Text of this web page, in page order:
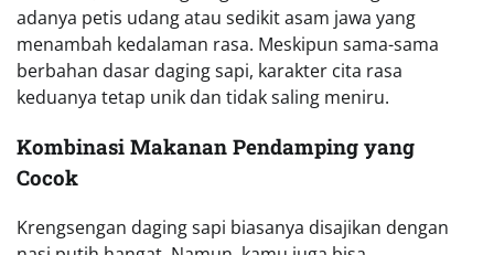
adanya petis udang atau sedikit asam jawa yang
menambah kedalaman rasa. Meskipun sama-sama
berbahan dasar daging sapi, karakter cita rasa
keduanya tetap unik dan tidak saling meniru.
Kombinasi Makanan Pendamping yang
Cocok
Krengsengan daging sapi biasanya disajikan dengan